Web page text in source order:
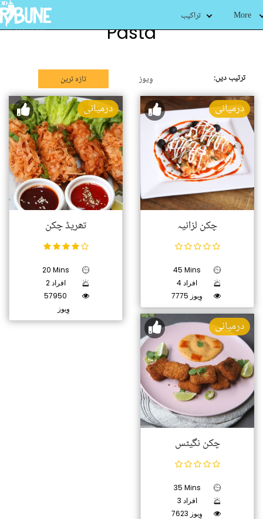
تراکیب More
Pasta
ترتیب دیں: تازہ ترین وِیوز
درمیانی
تھریڈ چکن
20 Mins
2 افراد
57950
وِیوز
درمیانی
چکن لزانیہ
45 Mins
4 افراد
7775 وِیوز
درمیانی
چکن نگیٹس
35 Mins
3 افراد
7623 وِیوز